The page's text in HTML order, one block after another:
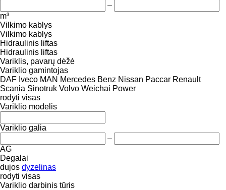
–
m³
Vilkimo kablys
Vilkimo kablys
Hidraulinis liftas
Hidraulinis liftas
Variklis, pavarų dėžė
Variklio gamintojas
DAF Iveco MAN Mercedes Benz Nissan Paccar Renault
Scania Sinotruk Volvo Weichai Power
rodyti visas
Variklio modelis
Variklio galia
–
AG
Degalai
dujos dyzelinas
rodyti visas
Variklio darbinis tūris